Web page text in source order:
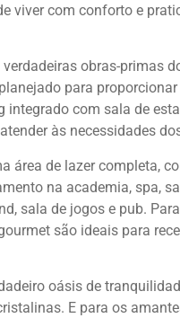
viver com conforto e
obras-primas
para
com sala de
às necessidades
área de lazer completa,
na academia, spa,
sala de jogos e pub.
são ideais para
oásis de
E para os